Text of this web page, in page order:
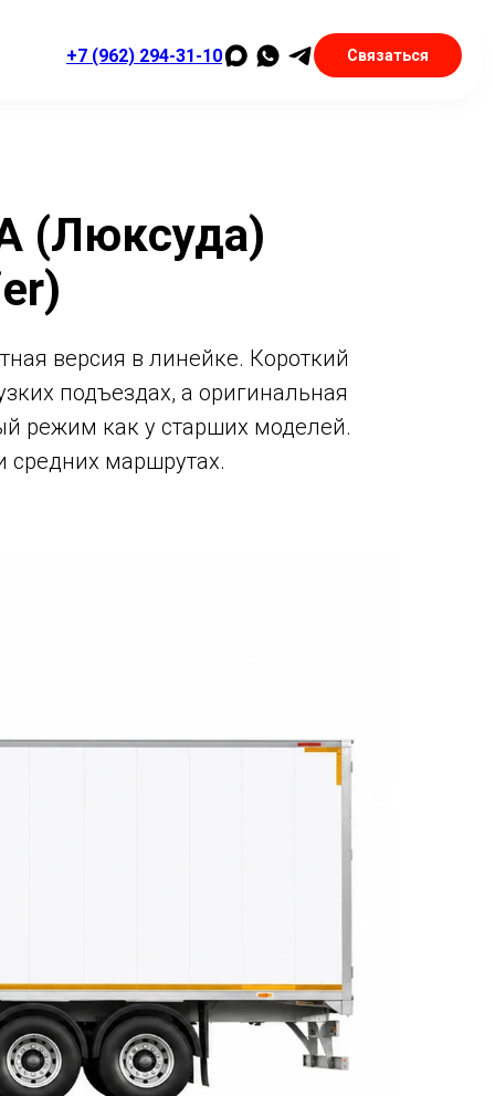
+7 (962) 294-31-10 Связаться
(Люксуда)
версия в линейке. Короткий
подъездах, а оригинальная
режим как у старших моделей.
средних маршрутах.